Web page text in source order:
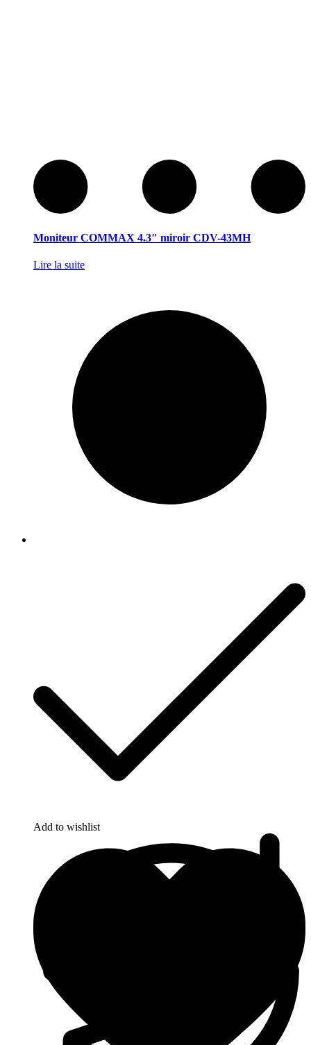
Moniteur COMMAX 4.3″ miroir CDV-43MH
Lire la suite
Add to wishlist